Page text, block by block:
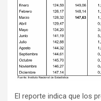
El reporte indica que los